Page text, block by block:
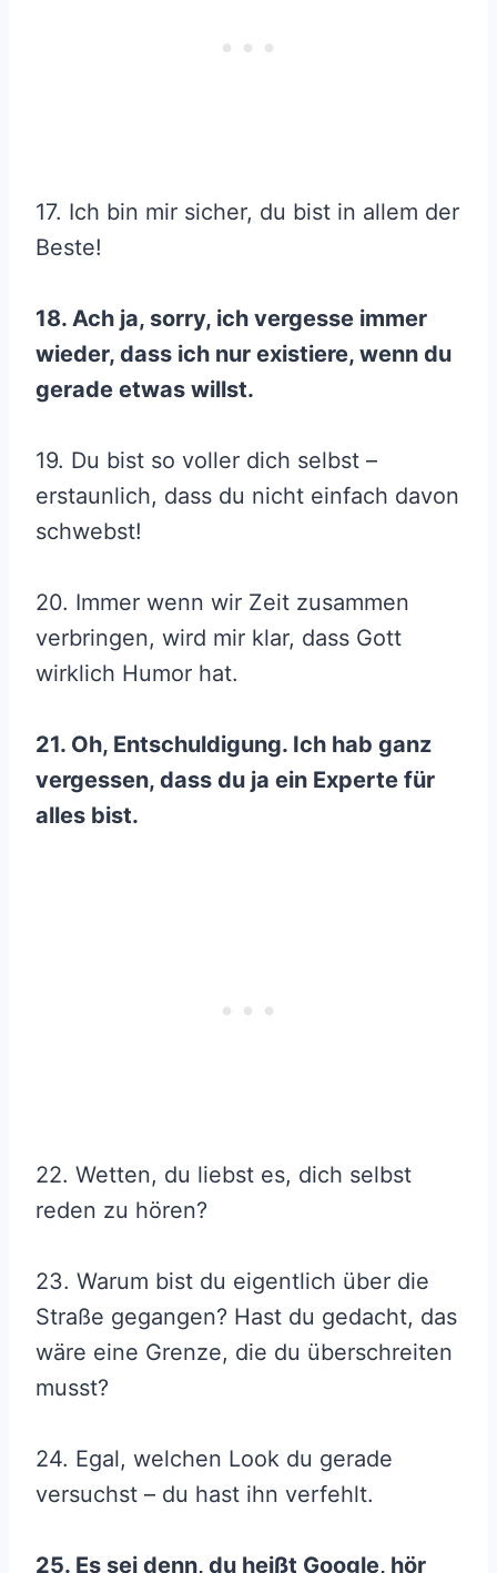
17. Ich bin mir sicher, du bist in allem der
Beste!
18. Ach ja, sorry, ich vergesse immer
wieder, dass ich nur existiere, wenn du
gerade etwas willst.
19. Du bist so voller dich selbst –
erstaunlich, dass du nicht einfach davon
schwebst!
20. Immer wenn wir Zeit zusammen
verbringen, wird mir klar, dass Gott
wirklich Humor hat.
21. Oh, Entschuldigung. Ich hab ganz
vergessen, dass du ja ein Experte für
alles bist.
22. Wetten, du liebst es, dich selbst
reden zu hören?
23. Warum bist du eigentlich über die
Straße gegangen? Hast du gedacht, das
wäre eine Grenze, die du überschreiten
musst?
24. Egal, welchen Look du gerade
versuchst – du hast ihn verfehlt.
25. Es sei denn, du heißt Google, hör